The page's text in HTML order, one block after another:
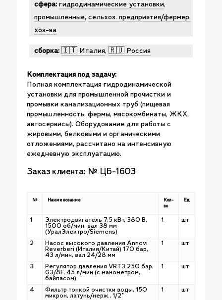
сфера: гидродинамические установки,
промышленные, сельхоз. предприятия/фермер.
хоз-ва
сборка: 🇮🇹 Италия, 🇷🇺 Россия
Комплектация под задачу:
Полная комплектация гидродинамической
установки для промышленной прочистки и
промывки канализационных труб (пищевая
промышленность, фермы, мясокомбинаты, ЖКХ,
автосервисы). Оборудование для работы с
жировыми, белковыми и органическими
отложениями, рассчитано на интенсивную
ежедневную эксплуатацию.
Заказ клиента: № ЦБ-1603
№ Наименование
Кол-
во
Ед.
1
Электродвигатель 7,5 кВт, 380 В,
1500 об/мин, вал 38 мм
(УралЭлектро/Siemens)
1 шт
2
Насос высокого давления Annovi
Reverberi (Италия/Китай) 170 бар,
43 л/мин, вал 24/28 мм
1 шт
3
Регулятор давления VRT3 250 бар,
G3/8F, 45 л/мин (с манометром,
байпасом)
1 шт
4
Фильтр тонкой очистки воды, 150
микрон, латунь/нерж., 1/2"
1 шт